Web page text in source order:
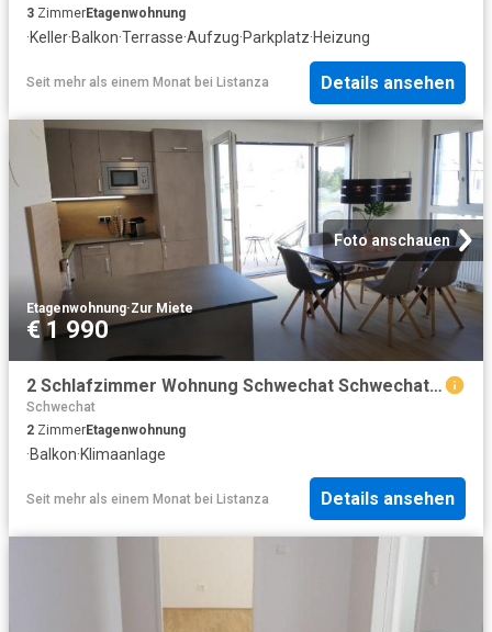
3 ZimmerEtagenwohnung
·Keller·Balkon·Terrasse·Aufzug·Parkplatz·Heizung
Seit mehr als einem Monat bei Listanza Details ansehen
Foto anschauen
Etagenwohnung·Zur Miete
€ 1 990
2 Schlafzimmer Wohnung Schwechat Schwechat 103657971
Schwechat
2 ZimmerEtagenwohnung
·Balkon·Klimaanlage
Seit mehr als einem Monat bei Listanza Details ansehen